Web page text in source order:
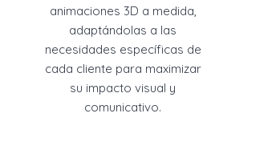
animaciones 3D a medida,
adaptándolas a las
necesidades específicas de
cada cliente para maximizar
su impacto visual y
comunicativo.